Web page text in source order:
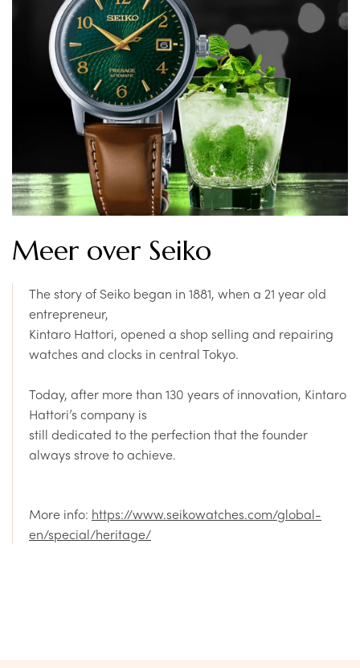
de online shop.Wil je het horloge eens komen passen in
de winkel? Nog beter! Kom vrijblijvend een kijkje nemen
in onze winkel te Gistel, vlakbij Oostende! Met de nodige
kennis van zaken helpt horlogemaker (én zaakvoerder)
Dimitri je altijd graag verder!
horlogedokter.be is officieelSeiko Dealer, je ontvangt
hierbij een internationale garantie van 3 jaar.
Alle prijzen zijn inclusief 21% BTW.
Meer over Seiko
The story of Seiko began in 1881, when a 21 year old
entrepreneur,
Kintaro Hattori, opened a shop selling and repairing
watches and clocks in central Tokyo.
Today, after more than 130 years of innovation, Kintaro
Hattori’s company is
still dedicated to the perfection that the founder
always strove to achieve.
More info: https://www.seikowatches.com/global-
en/special/heritage/